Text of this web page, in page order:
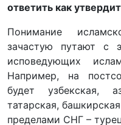
ответить как
Понимание
зачастую путают с
исповедующих
Например, на
будет узбекская,
татарская,
пределами СНГ –